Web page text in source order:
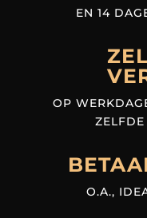
EN 14
OP
O.A.,